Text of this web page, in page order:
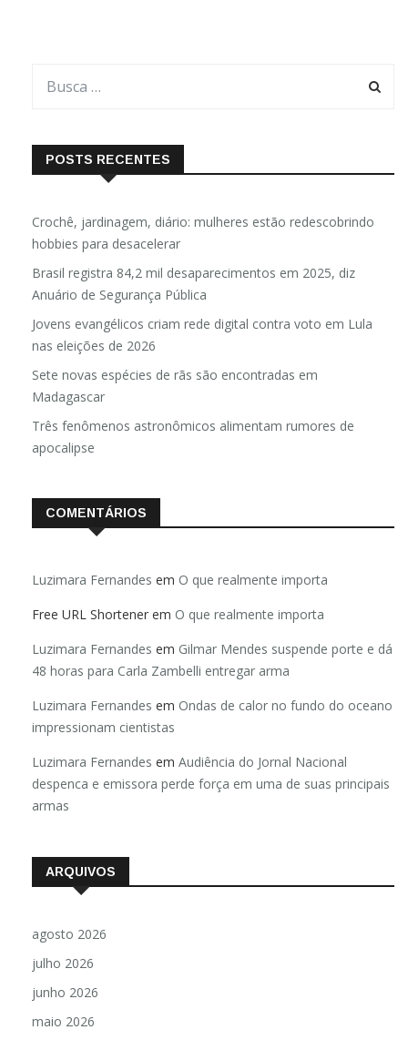
POSTS RECENTES
Crochê, jardinagem, diário: mulheres estão redescobrindo
hobbies para desacelerar
Brasil registra 84,2 mil desaparecimentos em 2025, diz
Anuário de Segurança Pública
Jovens evangélicos criam rede digital contra voto em Lula
nas eleições de 2026
Sete novas espécies de rãs são encontradas em
Madagascar
Três fenômenos astronômicos alimentam rumores de
apocalipse
COMENTÁRIOS
Luzimara Fernandes em O que realmente importa
Free URL Shortener em O que realmente importa
Luzimara Fernandes em Gilmar Mendes suspende porte e dá
48 horas para Carla Zambelli entregar arma
Luzimara Fernandes em Ondas de calor no fundo do oceano
impressionam cientistas
Luzimara Fernandes em Audiência do Jornal Nacional
despenca e emissora perde força em uma de suas principais
armas
ARQUIVOS
agosto 2026
julho 2026
junho 2026
maio 2026